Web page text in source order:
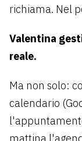
richiama. Nel
Valentina
reale.
Ma non solo:
calendario